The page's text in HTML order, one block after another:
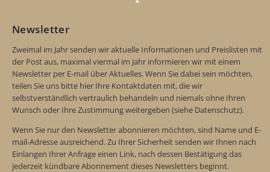
Newsletter
Zweimal im Jahr senden wir aktuelle Informationen und Preislisten mit
der Post aus, maximal viermal im Jahr informieren wir mit einem
Newsletter per E-mail über Aktuelles. Wenn Sie dabei sein möchten,
teilen Sie uns bitte hier Ihre Kontaktdaten mit, die wir
selbstverständlich vertraulich behandeln und niemals ohne Ihren
Wunsch oder Ihre Zustimmung weitergeben (siehe Datenschutz).
Wenn Sie nur den Newsletter abonnieren möchten, sind Name und E-
mail-Adresse ausreichend. Zu Ihrer Sicherheit senden wir Ihnen nach
Einlangen Ihrer Anfrage einen Link, nach dessen Bestätigung das
jederzeit kündbare Abonnement dieses Newsletters beginnt.